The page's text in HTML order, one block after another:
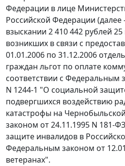
Федерации в лице
Российской Федерации
взыскании 2 410 442 рублей
возникших в связи с
01.01.2006 по 31.12.2006
граждан льгот по оплате
соответствии с Федеральным
N 1244-1 "О социальной
подвергшихся воздействию
катастрофы на
законом от 24.11.1995 N 181-
защите инвалидов в
Федеральным законом от
ветеранах".